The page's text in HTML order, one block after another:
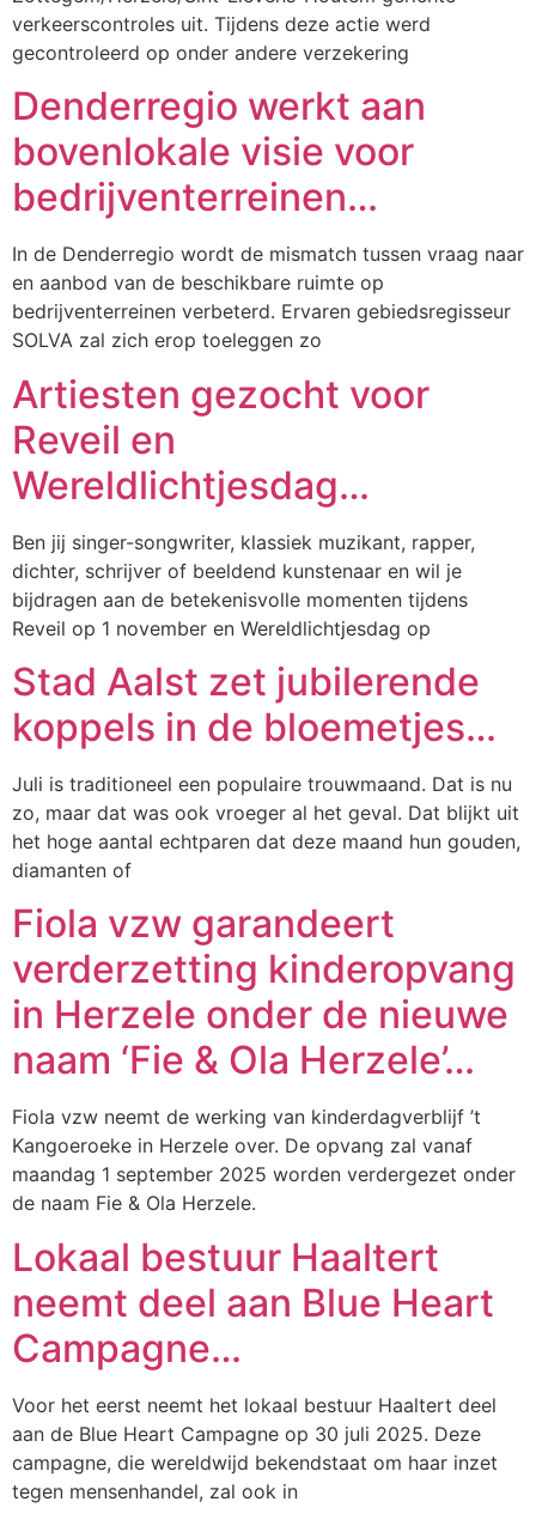
verkeerscontroles uit. Tijdens deze actie werd
gecontroleerd op onder andere verzekering
Denderregio werkt aan
bovenlokale visie voor
bedrijventerreinen…
In de Denderregio wordt de mismatch tussen vraag naar
en aanbod van de beschikbare ruimte op
bedrijventerreinen verbeterd. Ervaren gebiedsregisseur
SOLVA zal zich erop toeleggen zo
Artiesten gezocht voor
Reveil en
Wereldlichtjesdag…
Ben jij singer-songwriter, klassiek muzikant, rapper,
dichter, schrijver of beeldend kunstenaar en wil je
bijdragen aan de betekenisvolle momenten tijdens
Reveil op 1 november en Wereldlichtjesdag op
Stad Aalst zet jubilerende
koppels in de bloemetjes…
Juli is traditioneel een populaire trouwmaand. Dat is nu
zo, maar dat was ook vroeger al het geval. Dat blijkt uit
het hoge aantal echtparen dat deze maand hun gouden,
diamanten of
Fiola vzw garandeert
verderzetting kinderopvang
in Herzele onder de nieuwe
naam ‘Fie & Ola Herzele’…
Fiola vzw neemt de werking van kinderdagverblijf ’t
Kangoeroeke in Herzele over. De opvang zal vanaf
maandag 1 september 2025 worden verdergezet onder
de naam Fie & Ola Herzele.
Lokaal bestuur Haaltert
neemt deel aan Blue Heart
Campagne…
Voor het eerst neemt het lokaal bestuur Haaltert deel
aan de Blue Heart Campagne op 30 juli 2025. Deze
campagne, die wereldwijd bekendstaat om haar inzet
tegen mensenhandel, zal ook in